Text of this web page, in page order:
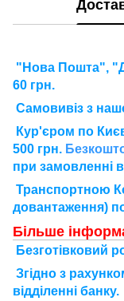
"Нова Пошта",
60 грн.
Самовивіз з
Кур'єром по
500 грн.
при замовленні
Транспортною
довантаження)
Більше
Безготівковий
Згідно з
відділенні банку.